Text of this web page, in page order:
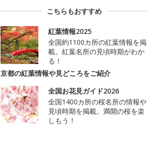
こちらもおすすめ
紅葉情報2025
全国約1100カ所の紅葉情報を掲
載。紅葉名所の見頃時期がわか
る！
京都の紅葉情報や見どころをご紹介
全国お花見ガイド2026
全国1400カ所の桜名所の情報や
見頃時期を掲載。満開の桜を楽
しもう！